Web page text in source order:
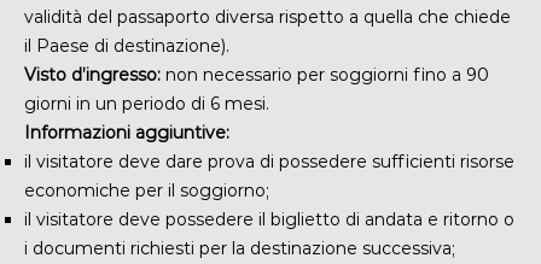
validità del passaporto diversa rispetto a quella che chiede
il Paese di destinazione).
Visto d’ingresso: non necessario per soggiorni fino a 90
giorni in un periodo di 6 mesi.
Informazioni aggiuntive:
il visitatore deve dare prova di possedere sufficienti risorse
economiche per il soggiorno;
il visitatore deve possedere il biglietto di andata e ritorno o
i documenti richiesti per la destinazione successiva;